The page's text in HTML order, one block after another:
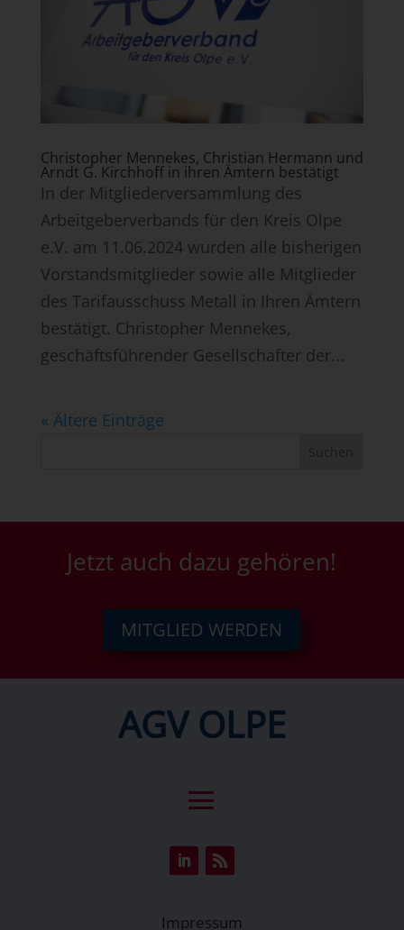
Christopher Mennekes, Christian Hermann und
Arndt G. Kirchhoff in ihren Ämtern bestätigt
In der Mitgliederversammlung des
Arbeitgeberverbands für den Kreis Olpe
e.V. am 11.06.2024 wurden alle bisherigen
Vorstandsmitglieder sowie alle Mitglieder
des Tarifausschuss Metall in Ihren Ämtern
bestätigt. Christopher Mennekes,
geschäftsführender Gesellschafter der...
« Ältere Einträge
Suchen
Jetzt auch dazu gehören!
MITGLIED WERDEN
AGV OLPE
Impressum